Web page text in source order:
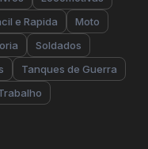
e Rapida
Moto
Soldados
Tanques de Guerra